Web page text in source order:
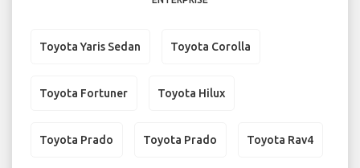
Toyota Yaris Sedan Toyota Corolla
Toyota Fortuner Toyota Hilux
Toyota Prado Toyota Prado Toyota Rav4